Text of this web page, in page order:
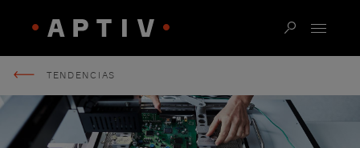
TENDENCIAS